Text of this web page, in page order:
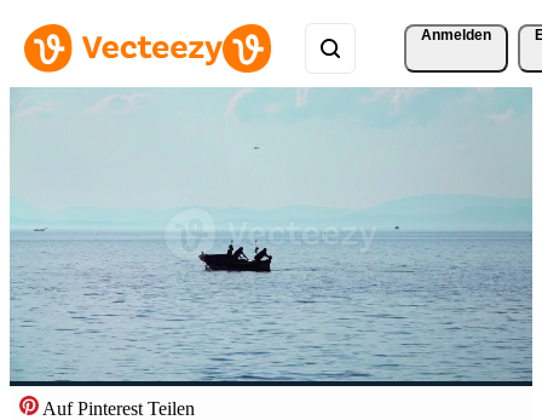
Anmelden
Auf Pinterest Teilen